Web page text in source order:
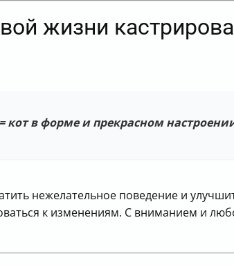
жизни
кот в форме и прекрасном
нежелательное поведение и
к изменениям. С вниманием и